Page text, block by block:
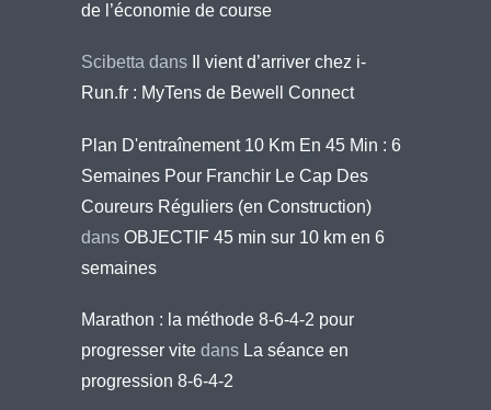
de l’économie de course
Scibetta dans
Il vient d’arriver chez i-
Run.fr : MyTens de Bewell Connect
Plan D'entraînement 10 Km En 45 Min : 6
Semaines Pour Franchir Le Cap Des
Coureurs Réguliers (en Construction)
dans OBJECTIF 45 min sur 10 km en 6
semaines
Marathon : la méthode 8-6-4-2 pour
progresser vite dans La séance en
progression 8-6-4-2